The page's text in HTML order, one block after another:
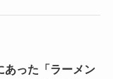
あった「ラーメン